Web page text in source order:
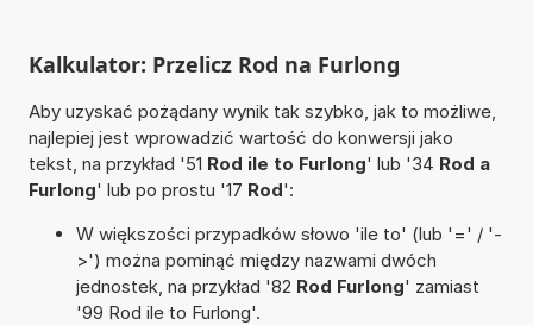
Kalkulator: Przelicz Rod na Furlong
Aby uzyskać pożądany wynik tak szybko, jak to możliwe,
najlepiej jest wprowadzić wartość do konwersji jako
tekst, na przykład '51 Rod ile to Furlong' lub '34 Rod a
Furlong' lub po prostu '17 Rod':
W większości przypadków słowo 'ile to' (lub '=' / '-
>') można pominąć między nazwami dwóch
jednostek, na przykład '82 Rod Furlong' zamiast
'99 Rod ile to Furlong'.